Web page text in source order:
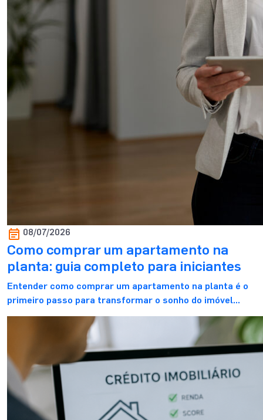
08/07/2026
Como comprar um apartamento na
planta: guia completo para iniciantes
Entender como comprar um apartamento na planta é o
primeiro passo para transformar o sonho do imóvel
próprio em uma decisão mais segura e bem planejada.
Para você que está começando essa jornada, é normal
ter dúvidas sobre o valor de entrada, o financiamento, os
custos envolvidos e os cuidados necessários antes de
fechar negócio. […]